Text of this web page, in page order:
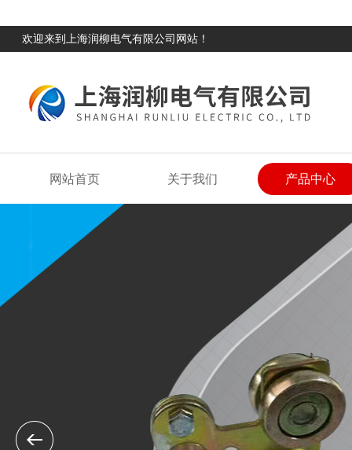
欢迎来到上海润柳电气有限公司网站！
网站首页 关于我们 产品中心